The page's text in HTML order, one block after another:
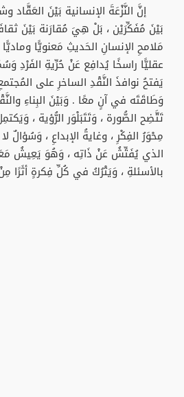
إنَّ النَّزْعَةَ الإنسانية بَيْنَ العَقَّاد
بَيْنَ مُفَكِّرَيْن ، بَلْ هِيَ مُقارَنة بَيْنَ
مَلامحِ الإنسانِ الحَديثِ مَعنويًّا
عقليًّا راسخًا يُدافِع عَنْ حُرِّيةِ الفَرْدِ
يَفتحُ نوافذَ النَّقْدِ الساخرِ على
وَطَاقَتَه في آنٍ معًا . وَبَيْنَ البِناءِ
تَتَّضِح الصُّورة ، وَتَتَبَلْوَر الرُّؤية ،
مِحْوَرُ الفِكْرِ ، وغايةُ الإبداعِ ، وَسُؤالٌ
الذي يُفَتِّشُ عَنْ ذَاتِه ، وَهُوَ يَعِيشُ
بالأسئلةِ ، وَيَتْرُكُ في كُلِّ فِكرةٍ أثَرًا